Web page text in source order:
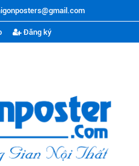
Đăng ký